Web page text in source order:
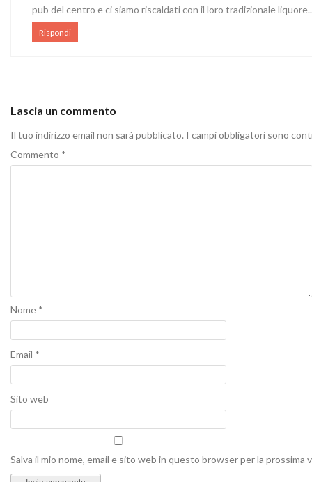
pub del centro e ci siamo riscaldati con il loro tradizionale
Rispondi
Lascia un commento
Il tuo indirizzo email non sarà pubblicato. I campi obbligatori sono
Commento *
Nome *
Email *
Sito web
Salva il mio nome, email e sito web in questo browser per la prossima